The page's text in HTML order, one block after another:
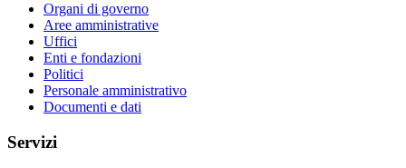
Organi di governo
Aree amministrative
Uffici
Enti e fondazioni
Politici
Personale amministrativo
Documenti e dati
Servizi